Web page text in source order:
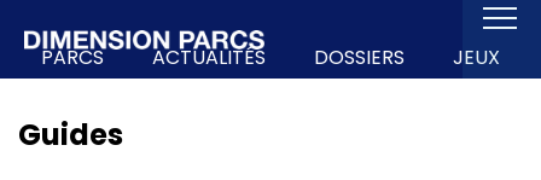
PARCS ACTUALITÉS DOSSIERS JEUX
Guides